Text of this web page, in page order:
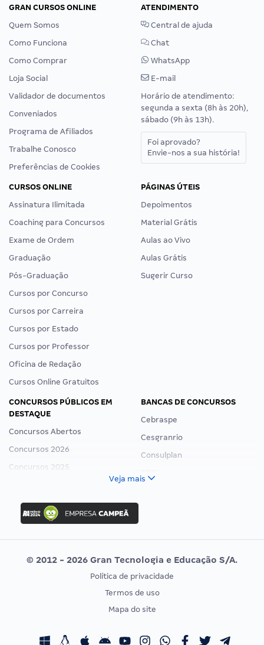
GRAN CURSOS ONLINE
Quem Somos
Como Funciona
Como Comprar
Loja Social
Validador de documentos
Conveniados
Programa de Afiliados
Trabalhe Conosco
Preferências de Cookies
ATENDIMENTO
Central de ajuda
Chat
WhatsApp
E-mail
Horário de atendimento:
segunda a sexta (8h às 20h),
sábado (9h às 13h).
Foi aprovado?
Envie-nos a sua história!
CURSOS ONLINE
Assinatura Ilimitada
Coaching para Concursos
Exame de Ordem
Graduação
Pós-Graduação
Cursos por Concurso
Cursos por Carreira
Cursos por Estado
Cursos por Professor
Oficina de Redação
Cursos Online Gratuitos
PÁGINAS ÚTEIS
Depoimentos
Material Grátis
Aulas ao Vivo
Aulas Grátis
Sugerir Curso
CONCURSOS PÚBLICOS EM
DESTAQUE
Concursos Abertos
Concursos 2026
Concursos 2025
Concurso Nacional Unificado
Concurso Ibama
Concurso MPU
Editais publicados
BANCAS DE CONCURSOS
Cebraspe
Cesgranrio
Consulplan
Vunesp
CONCURSOS POR PROFISSÃO
Concursos Fiscais
EXAME DE ORDEM
Calendário OAB
Veja mais
© 2012 - 2026 Gran Tecnologia e Educação S/A.
Política de privacidade
Termos de uso
Mapa do site